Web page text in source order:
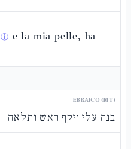
ⓘ e la mia pelle, ha
EBRAICO (MT)
בנה עלי ויקף ראש ותלאה